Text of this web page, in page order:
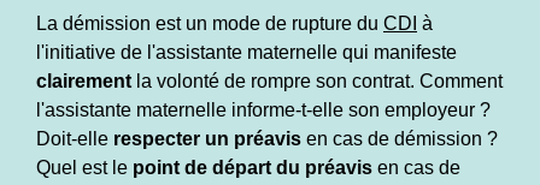
La démission est un mode de rupture du CDI à
l'initiative de l'assistante maternelle qui manifeste
clairement la volonté de rompre son contrat. Comment
l'assistante maternelle informe-t-elle son employeur ?
Doit-elle respecter un préavis en cas de démission ?
Quel est le point de départ du préavis en cas de